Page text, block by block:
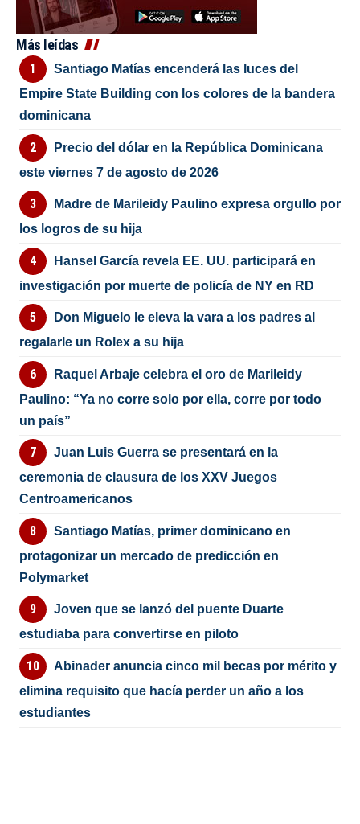
Más leídas
Santiago Matías encenderá las luces del
Empire State Building con los colores de la bandera
dominicana
Precio del dólar en la República Dominicana
este viernes 7 de agosto de 2026
Madre de Marileidy Paulino expresa orgullo por
los logros de su hija
Hansel García revela EE. UU. participará en
investigación por muerte de policía de NY en RD
Don Miguelo le eleva la vara a los padres al
regalarle un Rolex a su hija
Raquel Arbaje celebra el oro de Marileidy
Paulino: “Ya no corre solo por ella, corre por todo
un país”
Juan Luis Guerra se presentará en la
ceremonia de clausura de los XXV Juegos
Centroamericanos
Santiago Matías, primer dominicano en
protagonizar un mercado de predicción en
Polymarket
Joven que se lanzó del puente Duarte
estudiaba para convertirse en piloto
Abinader anuncia cinco mil becas por mérito y
elimina requisito que hacía perder un año a los
estudiantes